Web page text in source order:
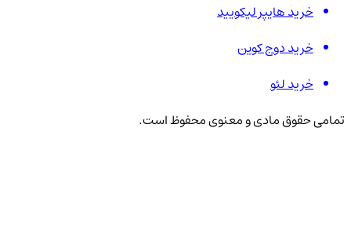
خرید هایپر لیکویید
خرید دوج کوین
خرید لئو
تمامی حقوق مادی و معنوی محفوظ است.